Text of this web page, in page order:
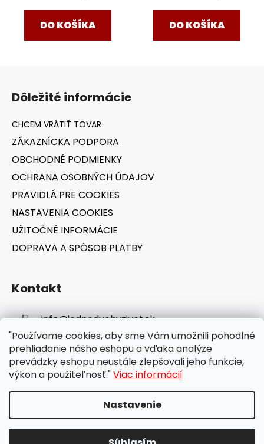
"Používame cookies, aby sme Vám umožnili pohodlné
prehliadanie nášho eshopu a vďaka analýze
prevádzky eshopu neustále zlepšovali jeho funkcie,
výkon a použiteľnosť."Viac informácií
Nastavenie
DO KOŠÍKA DO KOŠÍKA
Dôležité informácie
ZÁKAZNÍCKA PODPORA
OBCHODNÉ PODMIENKY
OCHRANA OSOBNÝCH ÚDAJOV
PRAVIDLÁ PRE COOKIES
NASTAVENIA COOKIES
UŽITOČNÉ INFORMÁCIE
DOPRAVA A SPÔSOB PLATBY
Kontakt
info@jednoduchyzivot.sk
E-shop: 0948 647 767
Vytvoril Shoptet